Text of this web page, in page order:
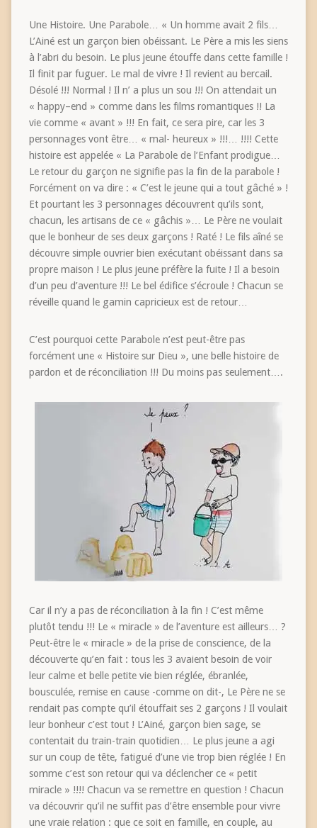
Une Histoire. Une Parabole… « Un homme avait 2 fils…
L’Ainé est un garçon bien obéissant. Le Père a mis les siens
à l’abri du besoin. Le plus jeune étouffe dans cette famille !
Il finit par fuguer. Le mal de vivre ! Il revient au bercail.
Désolé !!! Normal ! Il n’ a plus un sou !!! On attendait un
« happy–end » comme dans les films romantiques !! La
vie comme « avant » !!! En fait, ce sera pire, car les 3
personnages vont être… « mal- heureux » !!!… !!!! Cette
histoire est appelée « La Parabole de l’Enfant prodigue…
Le retour du garçon ne signifie pas la fin de la parabole !
Forcément on va dire : « C’est le jeune qui a tout gâché » !
Et pourtant les 3 personnages découvrent qu’ils sont,
chacun, les artisans de ce « gâchis »… Le Père ne voulait
que le bonheur de ses deux garçons ! Raté ! Le fils aîné se
découvre simple ouvrier bien exécutant obéissant dans sa
propre maison ! Le plus jeune préfère la fuite ! Il a besoin
d’un peu d’aventure !!! Le bel édifice s’écroule ! Chacun se
réveille quand le gamin capricieux est de retour…
C’est pourquoi cette Parabole n’est peut-être pas
forcément une « Histoire sur Dieu », une belle histoire de
pardon et de réconciliation !!! Du moins pas seulement….
Car il n’y a pas de réconciliation à la fin ! C’est même
plutôt tendu !!! Le « miracle » de l’aventure est ailleurs… ?
Peut-être le « miracle » de la prise de conscience, de la
découverte qu’en fait : tous les 3 avaient besoin de voir
leur calme et belle petite vie bien réglée, ébranlée,
bousculée, remise en cause -comme on dit-, Le Père ne se
rendait pas compte qu’il étouffait ses 2 garçons ! Il voulait
leur bonheur c’est tout ! L’Ainé, garçon bien sage, se
contentait du train-train quotidien… Le plus jeune a agi
sur un coup de tête, fatigué d’une vie trop bien réglée ! En
somme c’est son retour qui va déclencher ce « petit
miracle » !!!! Chacun va se remettre en question ! Chacun
va découvrir qu’il ne suffit pas d’être ensemble pour vivre
une vraie relation : que ce soit en famille, en couple, au